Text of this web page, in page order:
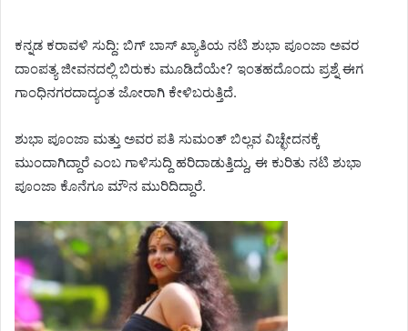
ಕನ್ನಡ ಕರಾವಳಿ ಸುದ್ದಿ: ಬಿಗ್ ಬಾಸ್ ಖ್ಯಾತಿಯ ನಟಿ ಶುಭಾ ಪೂಂಜಾ ಅವರ
ದಾಂಪತ್ಯ ಜೀವನದಲ್ಲಿ ಬಿರುಕು ಮೂಡಿದೆಯೇ? ಇಂತಹದೊಂದು ಪ್ರಶ್ನೆ ಈಗ
ಗಾಂಧಿನಗರದಾದ್ಯಂತ ಜೋರಾಗಿ ಕೇಳಿಬರುತ್ತಿದೆ.
ಶುಭಾ ಪೂಂಜಾ ಮತ್ತು ಅವರ ಪತಿ ಸುಮಂತ್ ಬಿಲ್ಲವ ವಿಚ್ಛೇದನಕ್ಕೆ
ಮುಂದಾಗಿದ್ದಾರೆ ಎಂಬ ಗಾಳಿಸುದ್ದಿ ಹರಿದಾಡುತ್ತಿದ್ದು, ಈ ಕುರಿತು ನಟಿ ಶುಭಾ
ಪೂಂಜಾ ಕೊನೆಗೂ ಮೌನ ಮುರಿದಿದ್ದಾರೆ.